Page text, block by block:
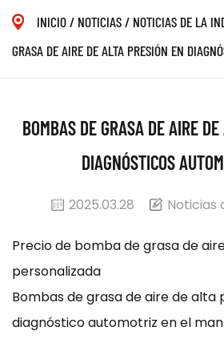
INICIO/ NOTICIAS/ NOTICIAS DE LA
GRASA DE AIRE DE ALTA PRESIÓN EN
BOMBAS DE GRASA DE AIRE
DIAGNÓSTICOS
2025.03.28 Noticias
Precio de bomba de grasa de
personalizada
Bombas de grasa de aire de alta
diagnóstico automotriz en el